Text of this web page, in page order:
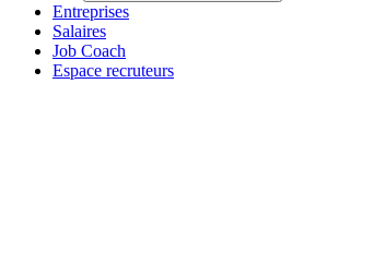
Entreprises
Salaires
Job Coach
Espace recruteurs